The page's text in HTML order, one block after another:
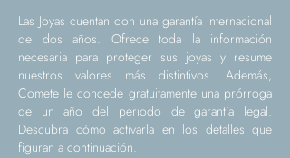
Las Joyas cuentan con una garantía internacional
de dos años. Ofrece toda la información
necesaria para proteger sus joyas y resume
nuestros valores más distintivos. Además,
Comete le concede gratuitamente una prórroga
de un año del periodo de garantía legal.
Descubra cómo activarla en los detalles que
figuran a continuación.